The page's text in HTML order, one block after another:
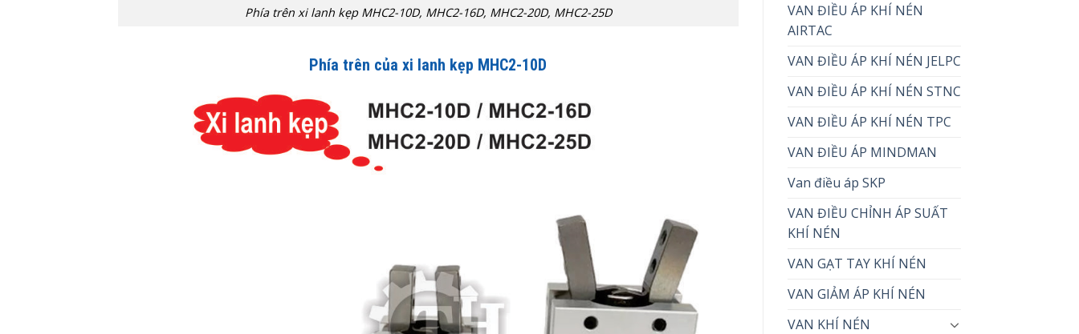
Phía trên xi lanh kẹp MHC2-10D, MHC2-16D, MHC2-20D, MHC2-25D
Phía trên của xi lanh kẹp MHC2-10D
VAN ĐIỀU ÁP KHÍ NÉN
AIRTAC
VAN ĐIỀU ÁP KHÍ NÉN JELPC
VAN ĐIỀU ÁP KHÍ NÉN STNC
VAN ĐIỀU ÁP KHÍ NÉN TPC
VAN ĐIỀU ÁP MINDMAN
Van điều áp SKP
VAN ĐIỀU CHỈNH ÁP SUẤT
KHÍ NÉN
VAN GẠT TAY KHÍ NÉN
VAN GIẢM ÁP KHÍ NÉN
VAN KHÍ NÉN